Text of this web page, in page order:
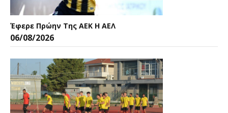
Έφερε Πρώην Της ΑΕΚ Η ΑΕΛ
06/08/2026